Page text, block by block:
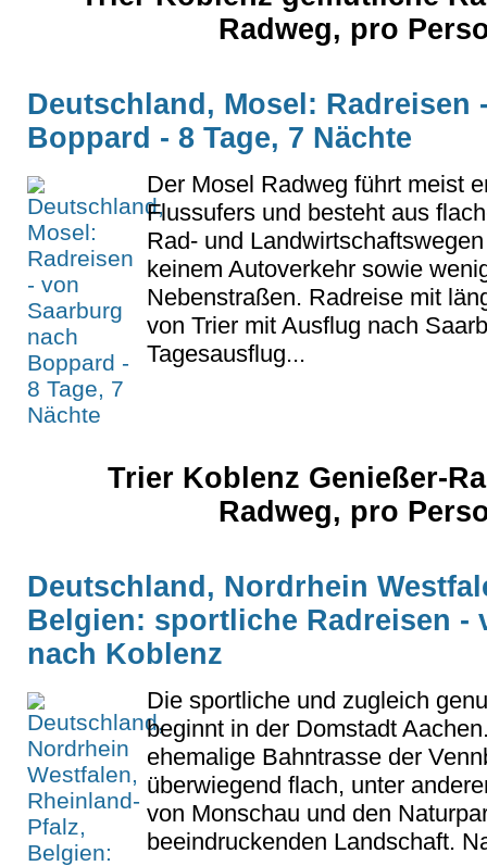
Radweg, pro
Deutschland, Mosel: Radreisen
Boppard - 8 Tage, 7 Nächte
Der Mosel Radweg führt meist
Flussufers und besteht aus
Rad- und
keinem Autoverkehr sowie
Nebenstraßen. Radreise mit
von Trier mit Ausflug nach
Tagesausflug...
Trier Koblenz Genießer-
Radweg, pro
Deutschland, Nordrhein
Belgien: sportliche Radreisen -
nach Koblenz
Die sportliche und zugleich
beginnt in der Domstadt
ehemalige Bahntrasse der
überwiegend flach, unter
von Monschau und den
beeindruckenden Landschaft.